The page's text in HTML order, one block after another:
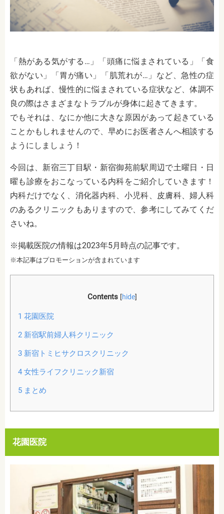
「熱がある気がする…」「頭痛に悩まされている」「食
欲がない」「胃が痛い」「肌荒れが…」など、急性の症
状もあれば、慢性的に悩まされている症状など、体調不
良の際はさまざまなトラブルが身体に起きてきます。
でもそれは、なにか他に大きな原因があって起きている
ことかもしれませんので、早めにお医者さんへ相談する
ようにしましょう！
今回は、新宿三丁目駅・新宿御苑前駅周辺で土曜日・日
曜も診療をおこなっている内科をご紹介していきます！
内科だけでなく、消化器内科、小児科、皮膚科、婦人科
のあるクリニックもありますので、参考にしてみてくだ
さいね。
※掲載医院の情報は2023年5月時点の記事です。
※本記事はプロモーションが含まれています
Contents [hide]
1 花園医院
2新宿駅前婦人科クリニック
3新宿トミヒサクロスクリニック
4女性ライフクリニック新宿
5まとめ
花園医院